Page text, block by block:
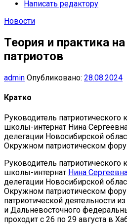
Написать редактору
Новости
Теория и практика
патриотов
admin Опубликовано: 28.08.2024
Кратко
Руководитель
школы-интернат Нина
делегации Новосибирской
Окружном патриотическом
Руководитель
школы-интернат Нина
делегации Новосибирской
Окружном патриотическом
патриотической деятельности
и Дальневосточного
проходит с 26 по 29 августа в